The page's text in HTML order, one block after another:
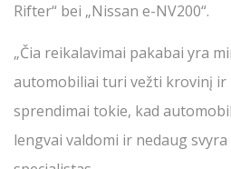
Rifter“ bei „Nissan e-NV200“.
„Čia reikalavimai pakabai yra
automobiliai turi vežti krovinį ir
sprendimai tokie, kad
lengvai valdomi ir nedaug